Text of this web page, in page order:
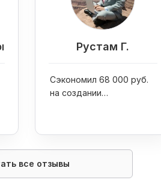
Рустам Г.
Сэкономил 68 000 руб.
на создании
все отзывы